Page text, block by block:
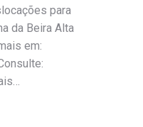
para
da Beira Alta
em: